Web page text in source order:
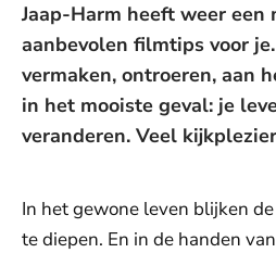
Jaap-Harm heeft weer
aanbevolen filmtips voor
vermaken, ontroeren, aan
in het mooiste geval: je
veranderen. Veel
In het gewone leven blijken
te diepen. En in de handen